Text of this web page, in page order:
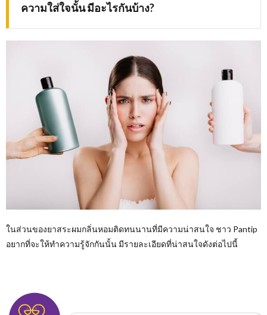
ความใส่ใจนั้น มีอะไรกันบ้าง?
ในส่วนของยาสระผมกลิ่นหอมติดทนนานที่มีความน่าสนใจ ชาว Pantip
อยากที่จะให้ทำความรู้จักกันนั้น มีรายละเอียดที่น่าสนใจดังต่อไปนี้